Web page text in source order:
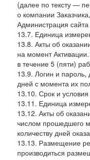
(далее по тексту —
о компании
Администрация сайта
13.7. Единица
13.8. Акты об
на момент
в течение 5 (пяти)
13.9. Логин и пароль,
дней с момента их
13.10. Срок и
13.11. Единица
13.12. Акты об
числом прошедшего
количеству дней
13.13. Размещение
производиться